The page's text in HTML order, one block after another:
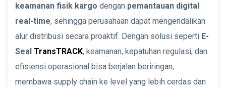
keamanan fisik kargo dengan pemantauan digital
real-time, sehingga perusahaan dapat mengendalikan
alur distribusi secara proaktif. Dengan solusi seperti E-
Seal TransTRACK, keamanan, kepatuhan regulasi, dan
efisiensi operasional bisa berjalan beriringan,
membawa supply chain ke level yang lebih cerdas dan